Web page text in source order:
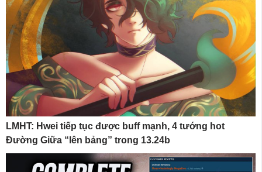
LMHT: Hwei tiếp tục được buff mạnh, 4 tướng hot
Đường Giữa “lên bảng” trong 13.24b